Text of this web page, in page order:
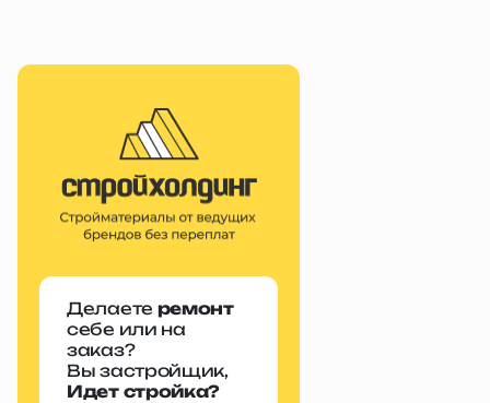
Делаете ремонт
себе или на
заказ?
Вы застройщик,
Идет стройка?